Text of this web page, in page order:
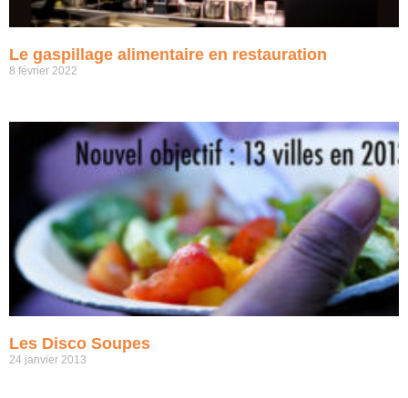
Le gaspillage alimentaire en restauration
8 février 2022
Les Disco Soupes
24 janvier 2013